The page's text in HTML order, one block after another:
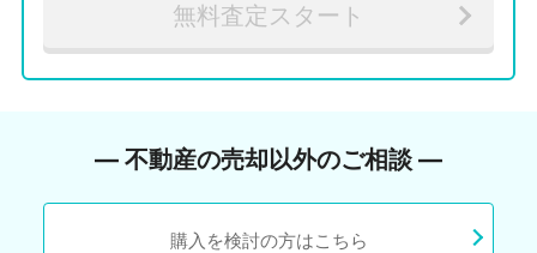
無料査定スタート
― 不動産の売却以外のご相談 ―
購入を検討の方はこちら